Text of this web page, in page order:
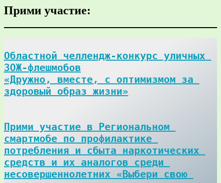
Прими участие:
Областной челлендж-конкурс уличных
ЗОЖ-флешмобов
«Дружно, вместе, с оптимизмом за
здоровый образ жизни»
Прими участие в Региональном
смартмобе по профилактике
потребления и сбыта наркотических
средств и их аналогов среди
несовершеннолетних «Выбери свою